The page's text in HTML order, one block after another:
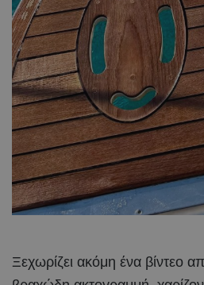
Ξεχωρίζει ακόμη ένα βίντεο